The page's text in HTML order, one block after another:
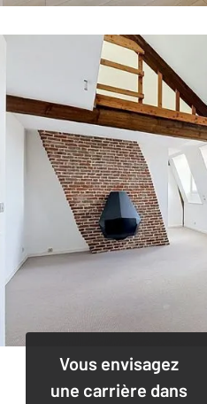
Vous envisagez
une carrière dans